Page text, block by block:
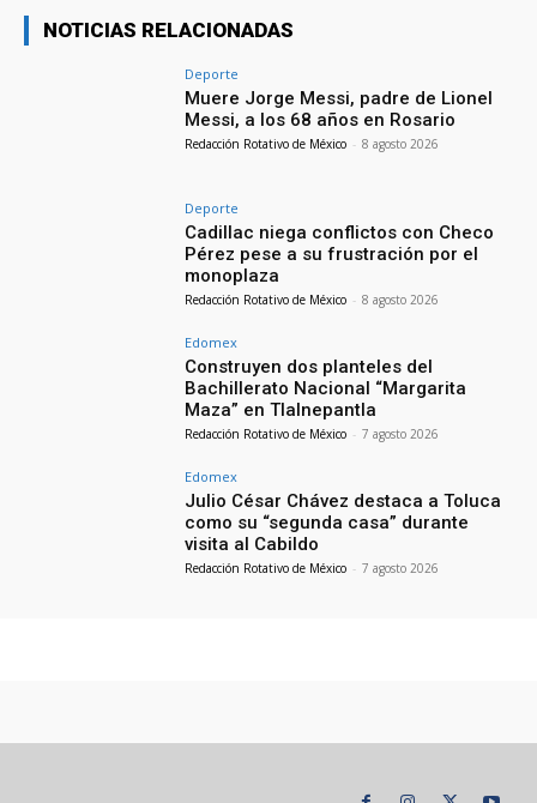
NOTICIAS RELACIONADAS
Deporte
Muere Jorge Messi, padre de Lionel
Messi, a los 68 años en Rosario
Redacción Rotativo de México - 8 agosto 2026
Deporte
Cadillac niega conflictos con Checo
Pérez pese a su frustración por el
monoplaza
Redacción Rotativo de México - 8 agosto 2026
Edomex
Construyen dos planteles del
Bachillerato Nacional “Margarita
Maza” en Tlalnepantla
Redacción Rotativo de México - 7 agosto 2026
Edomex
Julio César Chávez destaca a Toluca
como su “segunda casa” durante
visita al Cabildo
Redacción Rotativo de México - 7 agosto 2026